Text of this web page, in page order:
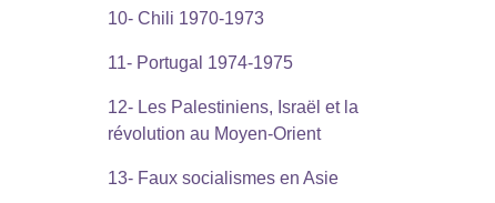
10- Chili 1970-1973
11- Portugal 1974-1975
12- Les Palestiniens, Israël et la
révolution au Moyen-Orient
13- Faux socialismes en Asie